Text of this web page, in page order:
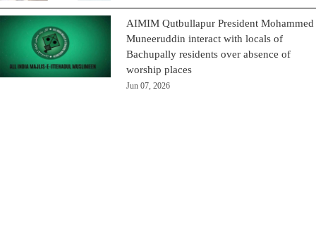
AIMIM Qutbullapur President Mohammed
Muneeruddin interact with locals of
Bachupally residents over absence of
worship places
Jun 07, 2026